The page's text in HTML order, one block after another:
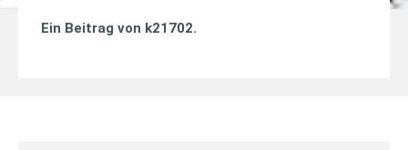
Ein Beitrag von k21702.